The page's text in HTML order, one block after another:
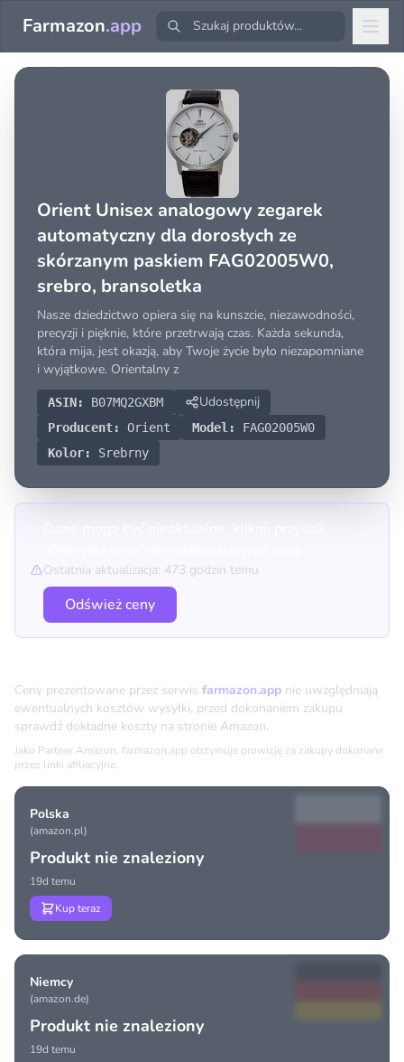
Farmazon.app
Orient Unisex analogowy zegarek
automatyczny dla dorosłych ze
skórzanym paskiem FAG02005W0,
srebro, bransoletka
Nasze dziedzictwo opiera się na kunszcie, niezawodności,
precyzji i pięknie, które przetrwają czas. Każda sekunda,
która mija, jest okazją, aby Twoje życie było niezapomniane
i wyjątkowe. Orientalny z
ASIN: B07MQ2GXBM Udostępnij
Producent: Orient Model:
FAG02005W0
Kolor:
Srebrny
Ostatnia aktualizacja: 473 godzin temu
Odśwież ceny
Ceny prezentowane przez serwis farmazon.app nie uwzględniają
ewentualnych kosztów wysyłki, przed dokonaniem zakupu
sprawdź dokładne koszty na stronie Amazon.
Jako Partner Amazon, farmazon.app otrzymuje prowizję za zakupy dokonane
przez linki afiliacyjne.
Polska
(amazon.pl)
Produkt nie znaleziony
19d temu
Kup teraz
Niemcy
(amazon.de)
Produkt nie znaleziony
19d temu